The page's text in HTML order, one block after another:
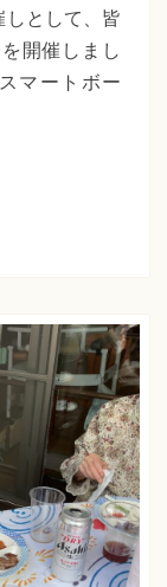
として、皆
開催しまし
マートボー